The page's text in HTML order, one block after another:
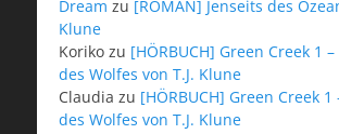
Dream zu [ROMAN] Jenseits des
Klune
Koriko zu [HÖRBUCH] Green Creek 1
des Wolfes von T.J. Klune
Claudia zu [HÖRBUCH] Green Creek 1
des Wolfes von T.J. Klune